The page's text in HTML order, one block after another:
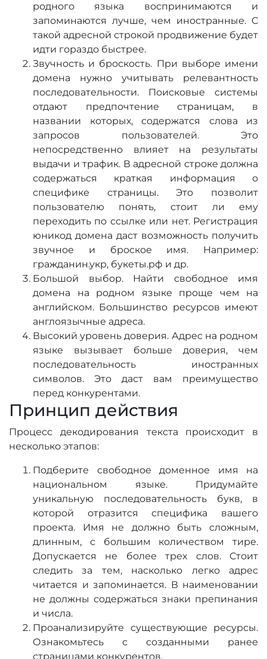
родного языка воспринимаются и
запоминаются лучше, чем иностранные. С
такой адресной строкой продвижение будет
идти гораздо быстрее.
Звучность и броскость. При выборе имени
домена нужно учитывать релевантность
последовательности. Поисковые системы
отдают предпочтение страницам, в
названии которых, содержатся слова из
запросов пользователей. Это
непосредственно влияет на результаты
выдачи и трафик. В адресной строке должна
содержаться краткая информация о
специфике страницы. Это позволит
пользователю понять, стоит ли ему
переходить по ссылке или нет. Регистрация
юникод домена даст возможность получить
звучное и броское имя. Например:
гражданин.укр, букеты.рф и др.
Большой выбор. Найти свободное имя
домена на родном языке проще чем на
английском. Большинство ресурсов имеют
англоязычные адреса.
Высокий уровень доверия. Адрес на родном
языке вызывает больше доверия, чем
последовательность иностранных
символов. Это даст вам преимущество
перед конкурентами.
Принцип действия
Процесс декодирования текста происходит в
несколько этапов:
Подберите свободное доменное имя на
национальном языке. Придумайте
уникальную последовательность букв, в
которой отразится специфика вашего
проекта. Имя не должно быть сложным,
длинным, с большим количеством тире.
Допускается не более трех слов. Стоит
следить за тем, насколько легко адрес
читается и запоминается. В наименовании
не должны содержаться знаки препинания
и числа.
Проанализируйте существующие ресурсы.
Ознакомьтесь с созданными ранее
страницами конкурентов.